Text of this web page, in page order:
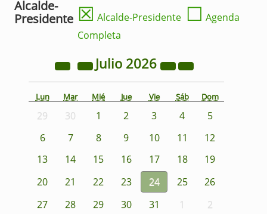
Alcalde-
Presidente ☒ Alcalde-Presidente ☐ Agenda
Completa
Julio 2026
Lun Mar Mié Jue Vie Sáb Dom
29 30 1 2 3 4
5
6
7 8 9 10 11
12
13
14 15 16 17 18
19
20
21 22 23 24 25
26
27
28 29 30 31 1 2